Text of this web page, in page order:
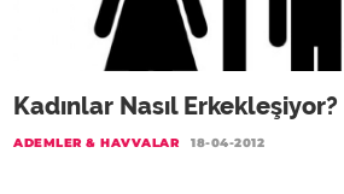
Kadınlar Nasıl Erkekleşiyor?
ADEMLER & HAVVALAR 18-04-2012